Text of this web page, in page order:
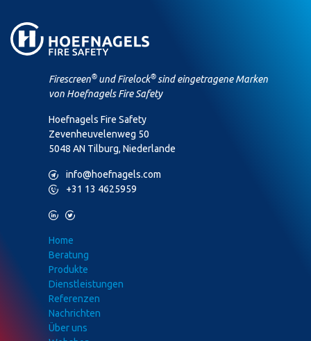
Firescreen® und Firelock® sind eingetragene Marken
von Hoefnagels Fire Safety
Hoefnagels Fire Safety
Zevenheuvelenweg 50
5048 AN Tilburg, Niederlande
M info@hoefnagels.com
P +31 13 4625959
L T
Home
Beratung
Produkte
Dienstleistungen
Referenzen
Nachrichten
Über uns